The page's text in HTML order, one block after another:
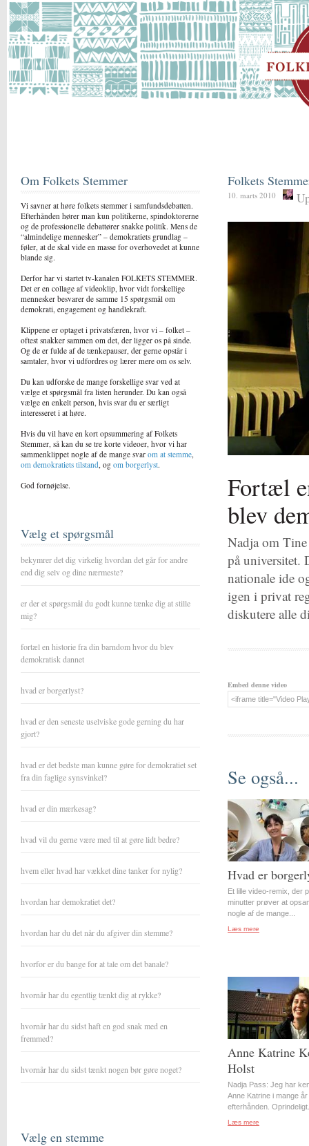
Om Folkets Stemmer
Vi savner at høre folkets stemmer i samfundsdebatten.
Efterhånden hører man kun politikerne, spindoktorerne
og de professionelle debattører snakke politik. Mens de
“almindelige mennesker” – demokratiets grundlag –
føler, at de skal vide en masse for overhovedet at kunne
blande sig.
Derfor har vi startet tv-kanalen FOLKETS STEMMER.
Det er en collage af videoklip, hvor vidt forskellige
mennesker besvarer de samme 15 spørgsmål om
demokrati, engagement og handlekraft.
Klippene er optaget i privatsfæren, hvor vi – folket –
oftest snakker sammen om det, der ligger os på sinde.
Og de er fulde af de tænkepauser, der gerne opstår i
samtaler, hvor vi udfordres og lærer mere om os selv.
Du kan udforske de mange forskellige svar ved at
vælge et spørgsmål fra listen herunder. Du kan også
vælge en enkelt person, hvis svar du er særligt
interesseret i at høre.
Hvis du vil have en kort opsummering af Folkets
Stemmer, så kan du se tre korte videoer, hvor vi har
sammenklippet nogle af de mange svar om at stemme,
om demokratiets tilstand, og om borgerlyst.
God fornøjelse.
Vælg et spørgsmål
bekymrer det dig virkelig hvordan det går for andre
end dig selv og dine nærmeste?
er der et spørgsmål du godt kunne tænke dig at stille
mig?
fortæl en historie fra din barndom hvor du blev
demokratisk dannet
hvad er borgerlyst?
hvad er den seneste uselviske gode gerning du har
gjort?
hvad er det bedste man kunne gøre for demokratiet set
fra din faglige synsvinkel?
hvad er din mærkesag?
hvad vil du gerne være med til at gøre lidt bedre?
hvem eller hvad har vækket dine tanker for nylig?
hvordan har demokratiet det?
hvordan har du det når du afgiver din stemme?
hvorfor er du bange for at tale om det banale?
hvornår har du egentlig tænkt dig at rykke?
hvornår har du sidst haft en god snak med en
fremmed?
hvornår har du sidst tænkt nogen bør gøre noget?
Vælg en stemme
Folkets
10. marts 2010
Fortæl
blev
Nadja om
på universitet.
nationale ide
igen i privat
diskutere alle
Embed denne video
Se også...
Hvad er
Et lille video-remix, der
minutter prøver at
nogle af de mange...
Læs mere
Anne Katrine
Holst
Nadja Pass: Jeg har
Anne Katrine i mange år
efterhånden.
Læs mere